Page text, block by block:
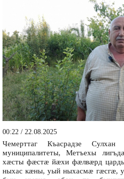
00:22 / 22.08.2025
Чемерттаг Къасрадзе
муниципалитеты, Метъехы
хæсты фæстæ йæхи фæлвæрд
ныхас кæны, уый ныхасмæ гæсгæ,